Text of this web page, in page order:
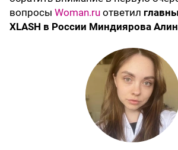
вопросы Woman.ru ответил
XLASH в России Миндиярова